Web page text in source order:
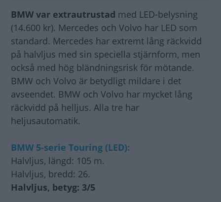
BMW var extrautrustad med LED-belysning
(14.600 kr). Mercedes och Volvo har LED som
standard. Mercedes har extremt lång räckvidd
på halvljus med sin speciella stjärnform, men
också med hög bländningsrisk för mötande.
BMW och Volvo är betydligt mildare i det
avseendet. BMW och Volvo har mycket lång
räckvidd på helljus. Alla tre har
heljusautomatik.
BMW 5-serie Touring (LED):
Halvljus, längd: 105 m.
Halvljus, bredd: 26.
Halvljus, betyg: 3/5